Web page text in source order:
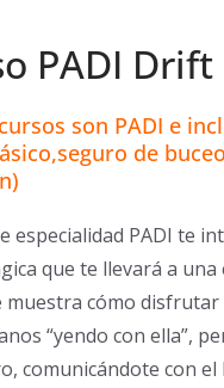
PADI
son PADI e
de
especialidad PADI te
que te llevará a una
muestra cómo
“yendo con ella”,
comunicándote con el